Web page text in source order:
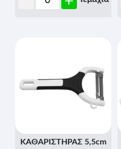
ΚΑΘΑΡΙΣΤΗΡΑΣ 5,5cm